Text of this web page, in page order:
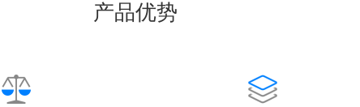
产品优势